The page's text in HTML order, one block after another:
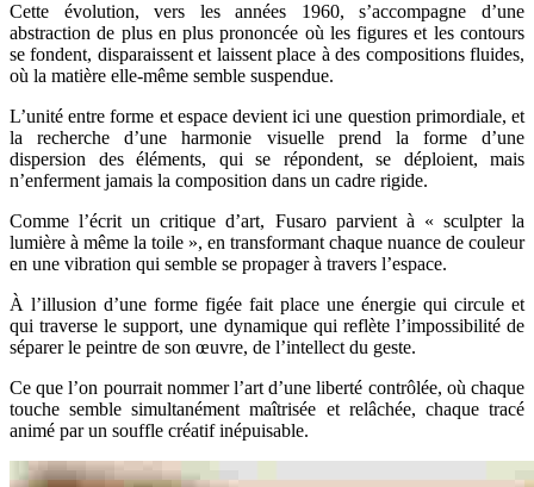
Cette évolution, vers les années 1960, s’accompagne d’une
abstraction de plus en plus prononcée où les figures et les contours
se fondent, disparaissent et laissent place à des compositions fluides,
où la matière elle-même semble suspendue.
L’unité entre forme et espace devient ici une question primordiale, et
la recherche d’une harmonie visuelle prend la forme d’une
dispersion des éléments, qui se répondent, se déploient, mais
n’enferment jamais la composition dans un cadre rigide.
Comme l’écrit un critique d’art, Fusaro parvient à « sculpter la
lumière à même la toile », en transformant chaque nuance de couleur
en une vibration qui semble se propager à travers l’espace.
À l’illusion d’une forme figée fait place une énergie qui circule et
qui traverse le support, une dynamique qui reflète l’impossibilité de
séparer le peintre de son œuvre, de l’intellect du geste.
Ce que l’on pourrait nommer l’art d’une liberté contrôlée, où chaque
touche semble simultanément maîtrisée et relâchée, chaque tracé
animé par un souffle créatif inépuisable.